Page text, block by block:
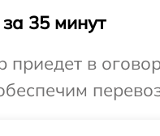
35 минут
в